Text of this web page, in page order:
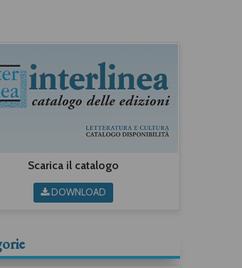
Scarica il catalogo
DOWNLOAD